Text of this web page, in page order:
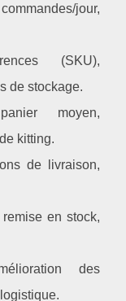
jour,
(SKU),
de stockage.
moyen,
kitting.
de livraison,
en stock,
des